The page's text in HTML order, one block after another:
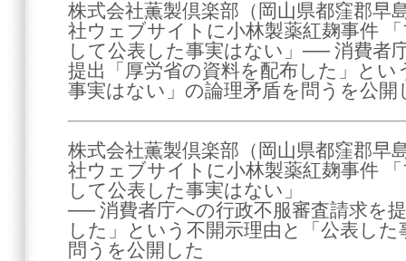
株式会社薫製倶楽部（岡山県都窪郡早
社ウェブサイトに小林製薬紅麹事件
して公表した事実はない」── 消費者
提出「厚労省の資料を配布した」とい
事実はない」の論理矛盾を問うを公開
株式会社薫製倶楽部（岡山県都窪郡早
社ウェブサイトに小林製薬紅麹事件
して公表した事実はない」
── 消費者庁への行政不服審査請求を
した」という不開示理由と「公表し
問うを公開した